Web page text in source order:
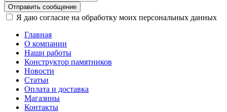
Отправить сообщение
Я даю согласие на обработку моих персональных данных
Главная
О компании
Наши работы
Конструктор памятников
Новости
Статьи
Оплата и доставка
Магазины
Контакты